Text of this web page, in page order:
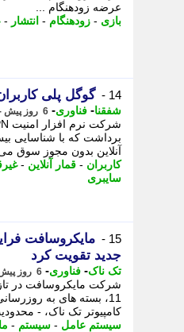
عرضه زودهنگام ...
بازی - زودهنگام - انتشار -
14 - گوگل پلی
شفقنا- فناوری- 6 روز پیش - یکشنبه 11 مرداد 1405، 15:07
آنلاین بدون مجوز سوق
کاربران - قمار آنلاین -
سایبری
15 -
جدید تقویت کرد
تک ناک- فناوری- 6 روز پیش - یکشنبه 11 مرداد 1405، 13:16
شرکت مایکروسافت در
11، بسته های به
کامپیوتر تک ناک، -
سیستم عامل - سیستم -